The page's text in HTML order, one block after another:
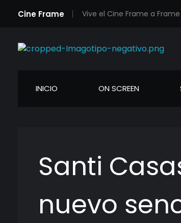
Cine Frame Vive el Cine Frame a Frame
INICIO ON SCREEN
Santi
nuevo